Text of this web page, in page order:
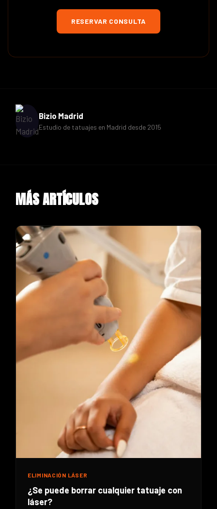
RESERVAR CONSULTA
Bizio Madrid
Estudio de tatuajes en Madrid desde 2015
MÁS ARTÍCULOS
ELIMINACIÓN LÁSER
¿Se puede borrar cualquier tatuaje con
láser?